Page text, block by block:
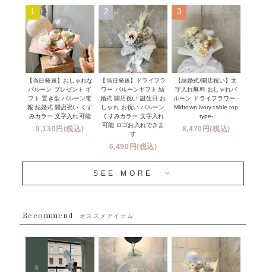
コンフェッティバルーン
フリンジバルーン
デコレーションセット
プロップスバルーン
オプション
成人式・卒業式・入学式バルーンブーケ
開店・周年祝い
発表会・劇場
その他お祝い
クリスマス
新商品
~３０００円
~５５００円
１１０００円以上
Q&A
メッセージカード・電報について
オーダーメイドについて
セミオーダーについて
フリンジバルーンについて
コンフェッティバルーンについて
ハワイウェディングサービス
企業・法人様
ウェディングコンフェッティバルーン特集
1
【当日発送】おしゃれな
バルーン プレゼント ギ
フト 置き型 バルーン電
報 結婚式 開店祝い くす
みカラー 文字入れ可能
9,130円(税込)
2
【当日発送】ドライフラ
ワー バルーンギフト 結
婚式 開店祝い 誕生日 お
しゃれ お祝い バルーン
くすみカラー 文字入れ
可能 ロゴお入れできま
す
6,490円(税込)
3
【結婚式/開店祝い】文
字入れ無料 おしゃれバ
ルーン ドライフラワー -
Midtown ivory table top
type-
8,470円(税込)
SEE MORE
Recommend オススメアイテム